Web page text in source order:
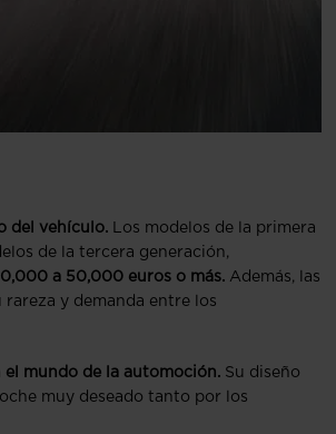
del vehículo. Los modelos de la primera
de la tercera generación,
a 50,000 euros o más. Además, las
y demanda entre los
el mundo de la automoción. Su diseño
muy deseado tanto por los